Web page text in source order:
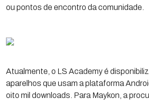
ou pontos de encontro da comunidade.
Atualmente, o LS Academy é
aparelhos que usam a plataforma
oito mil downloads. Para Maykon, a